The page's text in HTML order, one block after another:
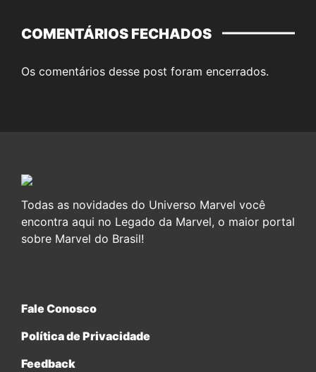
COMENTÁRIOS FECHADOS
Os comentários desse post foram encerrados.
Todas as novidades do Universo Marvel você
encontra aqui no Legado da Marvel, o maior portal
sobre Marvel do Brasil!
Fale Conosco
Política de Privacidade
Feedback